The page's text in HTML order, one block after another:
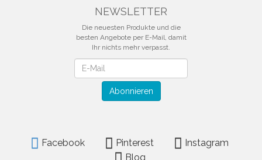
NEWSLETTER
Die neuesten Produkte und die
besten Angebote per E-Mail, damit
Ihr nichts mehr verpasst.
Abonnieren
Facebook Pinterest
Instagram
Blog